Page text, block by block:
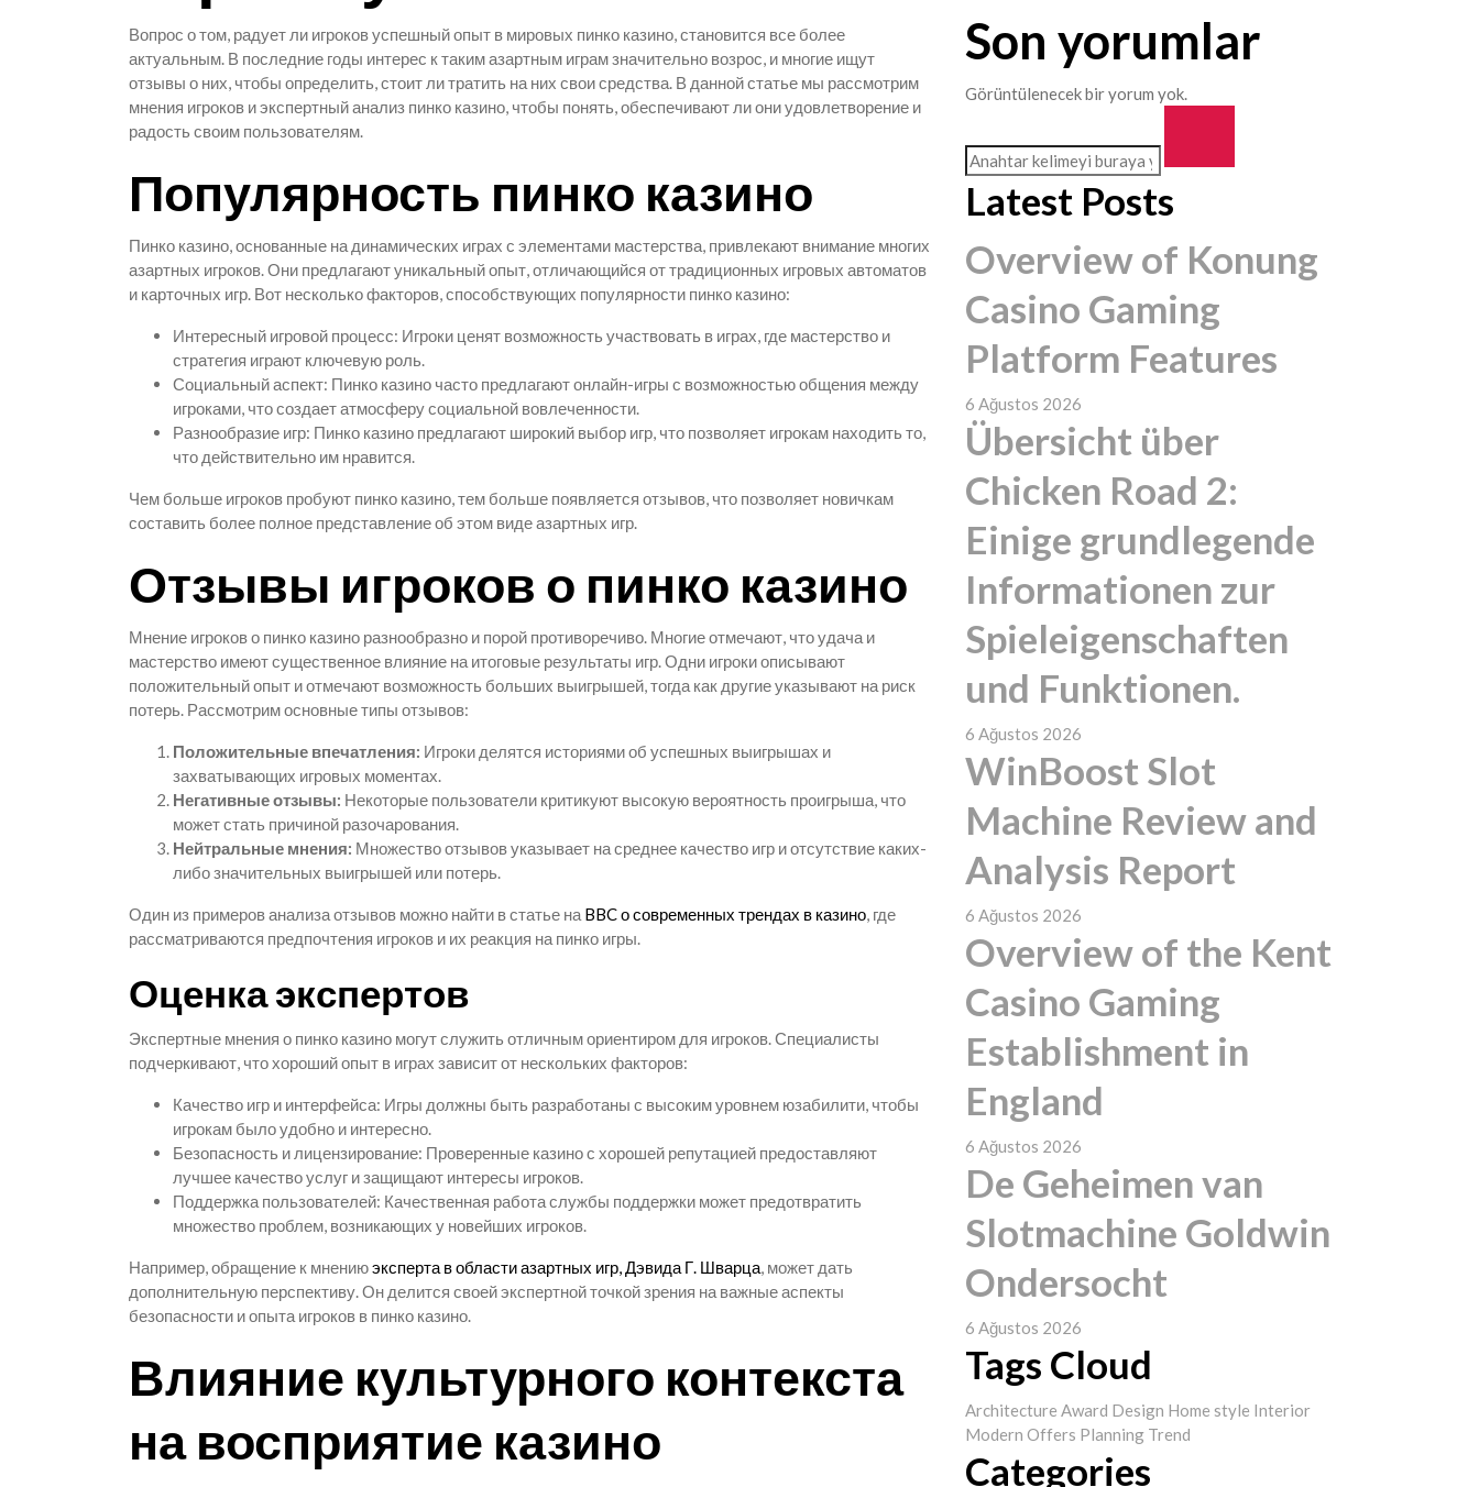
Вопрос о том, радует ли игроков успешный опыт в мировых пинко казино, становится все более
актуальным. В последние годы интерес к таким азартным играм значительно возрос, и многие ищут
отзывы о них, чтобы определить, стоит ли тратить на них свои средства. В данной статье мы рассмотрим
мнения игроков и экспертный анализ пинко казино, чтобы понять, обеспечивают ли они удовлетворение и
радость своим пользователям.
Популярность пинко казино
Пинко казино, основанные на динамических играх с элементами мастерства, привлекают внимание многих
азартных игроков. Они предлагают уникальный опыт, отличающийся от традиционных игровых автоматов
и карточных игр. Вот несколько факторов, способствующих популярности пинко казино:
Интересный игровой процесс: Игроки ценят возможность участвовать в играх, где мастерство и
стратегия играют ключевую роль.
Социальный аспект: Пинко казино часто предлагают онлайн-игры с возможностью общения между
игроками, что создает атмосферу социальной вовлеченности.
Разнообразие игр: Пинко казино предлагают широкий выбор игр, что позволяет игрокам находить то,
что действительно им нравится.
Чем больше игроков пробуют пинко казино, тем больше появляется отзывов, что позволяет новичкам
составить более полное представление об этом виде азартных игр.
Отзывы игроков о пинко казино
Мнение игроков о пинко казино разнообразно и порой противоречиво. Многие отмечают, что удача и
мастерство имеют существенное влияние на итоговые результаты игр. Одни игроки описывают
положительный опыт и отмечают возможность больших выигрышей, тогда как другие указывают на риск
потерь. Рассмотрим основные типы отзывов:
Положительные впечатления: Игроки делятся историями об успешных выигрышах и
захватывающих игровых моментах.
Негативные отзывы: Некоторые пользователи критикуют высокую вероятность проигрыша, что
может стать причиной разочарования.
Нейтральные мнения: Множество отзывов указывает на среднее качество игр и отсутствие каких-
либо значительных выигрышей или потерь.
Один из примеров анализа отзывов можно найти в статье на BBC о современных трендах в казино, где
рассматриваются предпочтения игроков и их реакция на пинко игры.
Оценка экспертов
Экспертные мнения о пинко казино могут служить отличным ориентиром для игроков. Специалисты
подчеркивают, что хороший опыт в играх зависит от нескольких факторов:
Качество игр и интерфейса: Игры должны быть разработаны с высоким уровнем юзабилити, чтобы
игрокам было удобно и интересно.
Безопасность и лицензирование: Проверенные казино с хорошей репутацией предоставляют
лучшее качество услуг и защищают интересы игроков.
Поддержка пользователей: Качественная работа службы поддержки может предотвратить
множество проблем, возникающих у новейших игроков.
Например, обращение к мнениюэксперта в области азартных игр, Дэвида Г. Шварца, может дать
дополнительную перспективу. Он делится своей экспертной точкой зрения на важные аспекты
безопасности и опыта игроков в пинко казино.
Влияние культурного контекста
на восприятие казино
Son yorumlar
Görüntülenecek bir yorum yok.
Latest Posts
Overview of Konung
Casino Gaming
Platform Features
6 Ağustos 2026
Übersicht über
Chicken Road 2:
Einige grundlegende
Informationen zur
Spieleigenschaften
und Funktionen.
6 Ağustos 2026
WinBoost Slot
Machine Review and
Analysis Report
6 Ağustos 2026
Overview of the Kent
Casino Gaming
Establishment in
England
6 Ağustos 2026
De Geheimen van
Slotmachine Goldwin
Ondersocht
6 Ağustos 2026
Tags Cloud
Architecture Award Design Home style Interior
Modern Offers Planning Trend
Categories